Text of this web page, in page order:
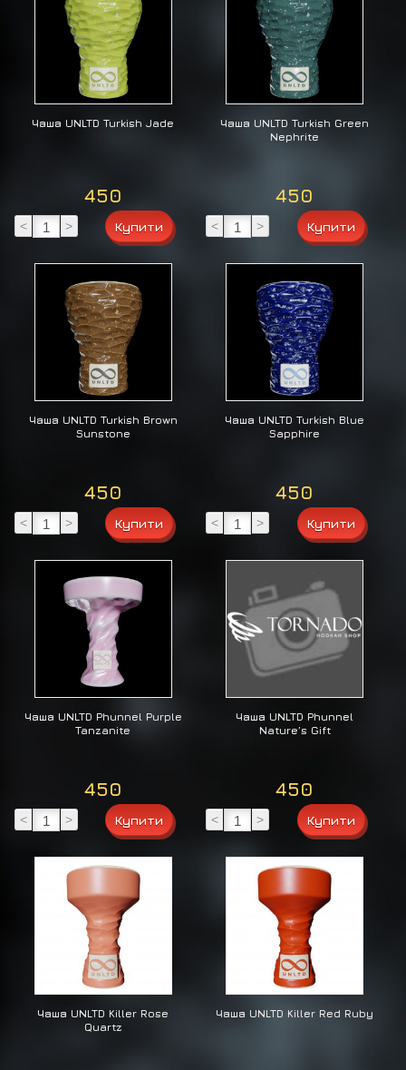
Чаша UNLTD Turkish Jade
450
< >
Чаша UNLTD Turkish Green
Nephrite
450
< >
Чаша UNLTD Turkish Brown
Sunstone
450
< >
Чаша UNLTD Turkish Blue
Sapphire
450
< >
Чаша UNLTD Phunnel Purple
Tanzanite
450
< >
Чаша UNLTD Phunnel
Nature’s Gift
450
< >
Чаша UNLTD Killer Rose
Quartz
Чаша UNLTD Killer Red Ruby